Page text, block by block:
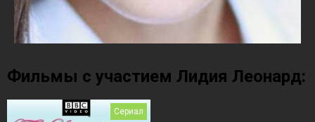
Фильмы с участием Лидия Леонард:
Сериал